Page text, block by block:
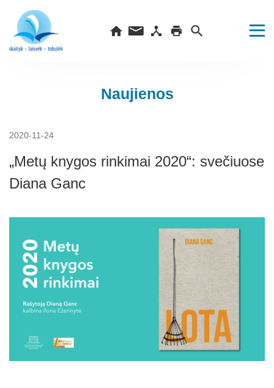
Naujienos
2020-11-24
„Metų knygos rinkimai 2020“: svečiuose
Diana Ganc